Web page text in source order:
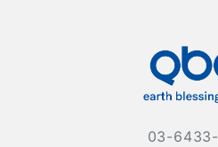
03-6433-